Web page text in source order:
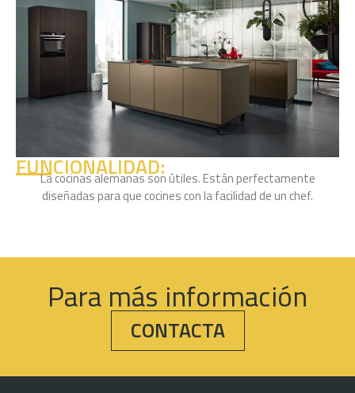
FUNCIONALIDAD:
La cocinas alemanas son útiles. Están perfectamente
diseñadas para que cocines con la facilidad de un chef.
Para más información
CONTACTA